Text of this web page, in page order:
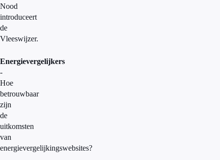
Nood
introduceert
de
Vleeswijzer.
Energievergelijkers
-
Hoe
betrouwbaar
zijn
de
uitkomsten
van
energievergelijkingswebsites?